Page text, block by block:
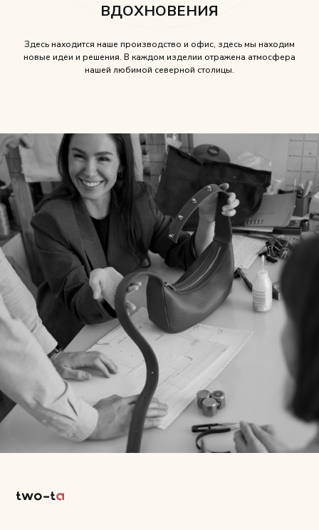
ВДОХНОВЕНИЯ
Здесь находится наше производство и офис, здесь мы находим
новые идеи и решения. В каждом изделии отражена атмосфера
нашей любимой северной столицы.